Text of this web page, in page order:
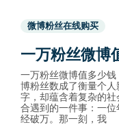
Used
before
names.
微博粉丝在线购买
一万粉丝微博
一万粉丝微博值多少
博粉丝数成了衡量个
字，却蕴含着复杂的
合遇到的一件事：一
经破万。那一刻，我